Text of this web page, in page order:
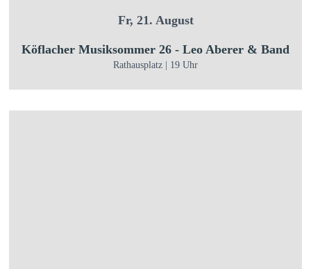
Fr, 21. August
Köflacher Musiksommer 26 - Leo Aberer & Band
Rathausplatz | 19 Uhr